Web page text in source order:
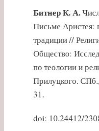
Битнер К. А.
Письме Аристея:
традиции //
Общество:
по теологии и
Прилуцкого.
31.
doi: 10.24412/